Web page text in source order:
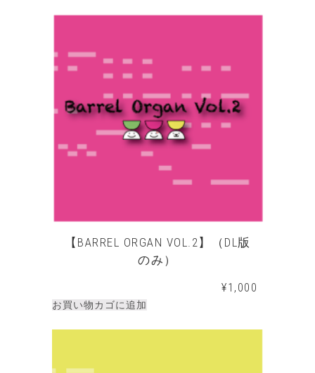
【BARREL ORGAN VOL.2】（DL版
のみ）
¥1,000
お買い物カゴに追加